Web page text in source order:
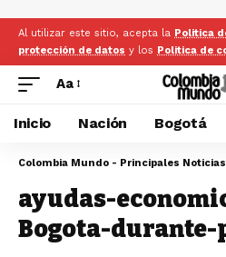
Al utilizar este sitio, acepta la Politica
protección de datos y los Politica de
Aa
Inicio Nación Bogotá
ayudas-
Bogota-durante-